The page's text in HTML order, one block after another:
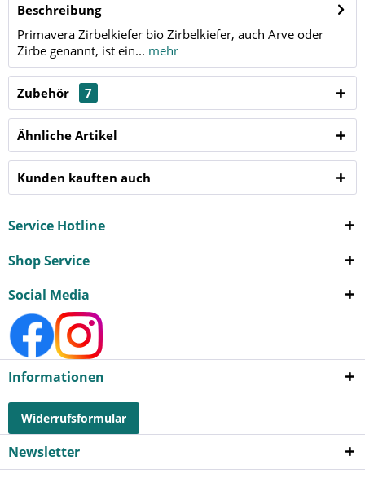
Beschreibung
Primavera Zirbelkiefer bio Zirbelkiefer, auch Arve oder
Zirbe genannt, ist ein... mehr
Zubehör 7
Ähnliche Artikel
Kunden kauften auch
Service Hotline
Shop Service
Social Media
Informationen
Widerrufsformular
Newsletter